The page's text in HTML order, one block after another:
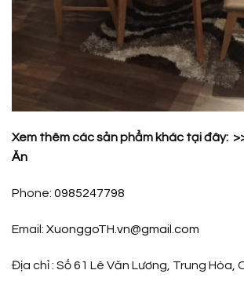
Xem thêm các sản phẩm khác tại đây:
Ăn
Phone: 0985247798
Email: XuonggoTH.vn@gmail.com
Địa chỉ : Số 61 Lê Văn Lương, Trung Hòa,